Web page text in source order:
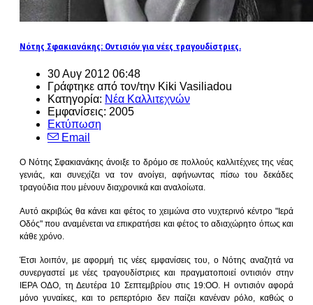
Νότης Σφακιανάκης: Οντισιόν για νέες τραγουδίστριες.
30 Αυγ 2012 06:48
Γράφτηκε από τον/την Kiki Vasiliadou
Κατηγορία: Νέα Καλλιτεχνών
Εμφανίσεις: 2005
Εκτύπωση
Email
Ο Νότης Σφακιανάκης άνοιξε το δρόμο σε πολλούς καλλιτέχνες της νέας
γενιάς, και συνεχίζει να τον ανοίγει, αφήνωντας πίσω του δεκάδες
τραγούδια που μένουν διαχρονικά και αναλοίωτα.
Αυτό ακριβώς θα κάνει και φέτος το χειμώνα στο νυχτερινό κέντρο "Ιερά
Οδός" που αναμένεται να επικρατήσει και φέτος το αδιαχώρητο όπως και
κάθε χρόνο.
Έτσι λοιπόν, με αφορμή τις νέες εμφανίσεις του, ο Νότης αναζητά να
συνεργαστεί με νέες τραγουδίστριες και πραγματοποιεί οντισιόν στην
ΙΕΡΑ ΟΔΟ, τη Δευτέρα 10 Σεπτεμβρίου στις 19:ΟΟ. Η οντισιόν αφορά
μόνο γυναίκες, και το ρεπερτόριο δεν παίζει κανέναν ρόλο, καθώς ο